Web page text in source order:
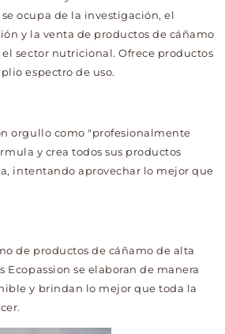
ocupa de la investigación, el
y la venta de productos de cáñamo
el sector nutricional. Ofrece productos
espectro de uso.
orgullo como "profesionalmente
y crea todos sus productos
intentando aprovechar lo mejor que
de productos de cáñamo de alta
Ecopassion se elaboran de manera
y brindan lo mejor que toda la